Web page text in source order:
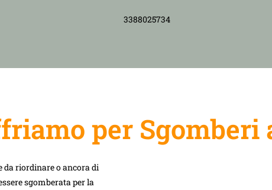
3388025734
per Sgomberi
da riordinare o ancora di
sgomberata per la